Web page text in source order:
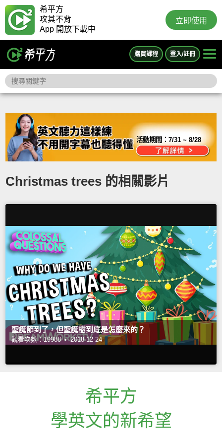
希平方
攻其不背
App 開放下載中
立即使用
購買課程 登入/註冊
活動期間：7/31 ~ 8/28
Christmas trees 的相關影片
聖誕節到了，但聖誕樹到底是怎麼來的？
觀看次數：19988 • 2018-12-24
希平方
學英文的新希望